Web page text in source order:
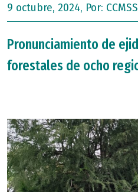
9 octubre, 2024, Por: CCMSS
Pronunciamiento de
forestales de ocho